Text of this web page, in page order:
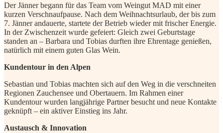
Der Jänner begann für das Team vom Weingut MAD mit einer
kurzen Verschnaufpause. Nach dem Weihnachtsurlaub, der bis zum
7. Jänner andauerte, startete der Betrieb wieder mit frischer Energie.
In der Zwischenzeit wurde gefeiert: Gleich zwei Geburtstage
standen an – Barbara und Tobias durften ihre Ehrentage genießen,
natürlich mit einem guten Glas Wein.
Kundentour in den Alpen
Sebastian und Tobias machten sich auf den Weg in die verschneiten
Regionen Zauchensee und Obertauern. Im Rahmen einer
Kundentour wurden langjährige Partner besucht und neue Kontakte
geknüpft – ein aktiver Einstieg ins Jahr.
Austausch & Innovation